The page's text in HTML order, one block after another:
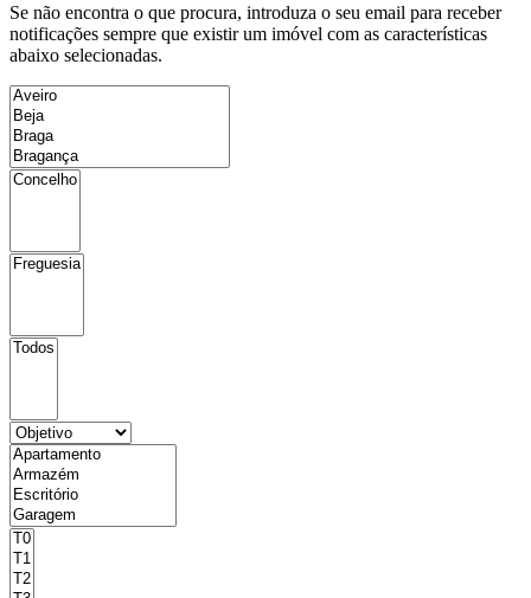
Se não encontra o que procura, introduza o seu email para receber
notificações sempre que existir um imóvel com as características
abaixo selecionadas.